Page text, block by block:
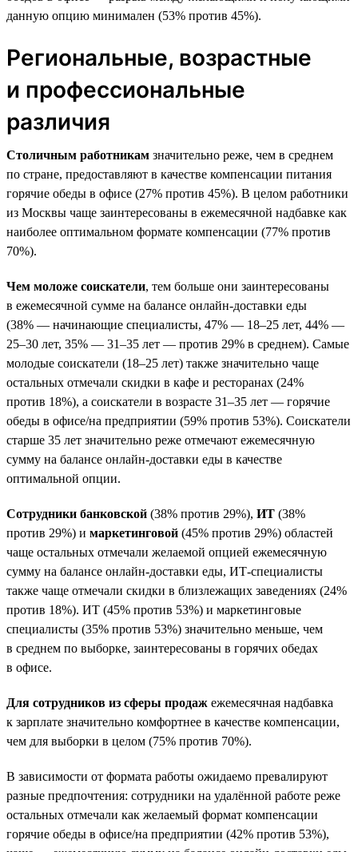
данную опцию минимален (53% против 45%).
Региональные, возрастные
и профессиональные
различия
Столичным работникам значительно реже, чем в среднем
по стране, предоставляют в качестве компенсации питания
горячие обеды в офисе (27% против 45%). В целом работники
из Москвы чаще заинтересованы в ежемесячной надбавке как
наиболее оптимальном формате компенсации (77% против
70%).
Чем моложе соискатели, тем больше они заинтересованы
в ежемесячной сумме на балансе онлайн-доставки еды
(38% — начинающие специалисты, 47% — 18–25 лет, 44% —
25–30 лет, 35% — 31–35 лет — против 29% в среднем). Самые
молодые соискатели (18–25 лет) также значительно чаще
остальных отмечали скидки в кафе и ресторанах (24%
против 18%), а соискатели в возрасте 31–35 лет — горячие
обеды в офисе/на предприятии (59% против 53%). Соискатели
старше 35 лет значительно реже отмечают ежемесячную
сумму на балансе онлайн-доставки еды в качестве
оптимальной опции.
Сотрудники банковской (38% против 29%), ИТ (38%
против 29%) и маркетинговой (45% против 29%) областей
чаще остальных отмечали желаемой опцией ежемесячную
сумму на балансе онлайн-доставки еды, ИТ-специалисты
также чаще отмечали скидки в близлежащих заведениях (24%
против 18%). ИТ (45% против 53%) и маркетинговые
специалисты (35% против 53%) значительно меньше, чем
в среднем по выборке, заинтересованы в горячих обедах
в офисе.
Для сотрудников из сферы продаж ежемесячная надбавка
к зарплате значительно комфортнее в качестве компенсации,
чем для выборки в целом (75% против 70%).
В зависимости от формата работы ожидаемо превалируют
разные предпочтения: сотрудники на удалённой работе реже
остальных отмечали как желаемый формат компенсации
горячие обеды в офисе/на предприятии (42% против 53%),